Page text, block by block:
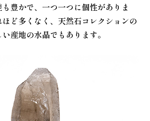
豊かで、一つ一つに個性がありま
ど多くなく、天然石コレクションの
産地の水晶でもあります。